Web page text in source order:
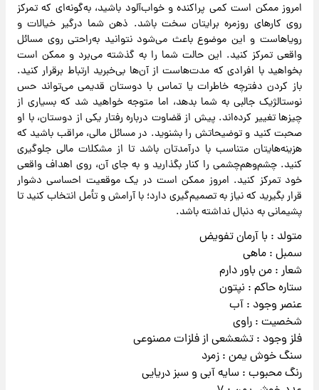
امروز ممکن است کمی پراکنده و خواب‌آلود باشید، به‌گونه‌ای که تمرکز
روی کارهای روزمره برایتان سخت باشد. ذهن شما درگیر خیالات و
رویاهاست و این موضوع باعث می‌شود نتوانید به‌راحتی روی مسائل
واقعی تمرکز کنید. این حالت شما را به گذشته می‌برد و ممکن است
بخواهید با افرادی که مدت‌هاست از آن‌ها بی‌خبرید ارتباط برقرار کنید.
باز کردن دفترچه خاطرات یا تماس با دوستان قدیمی می‌تواند حس
نوستالژیک جالبی به شما بدهد، اما متوجه خواهید شد که بسیاری از
چیزها تغییر کرده‌اند. پیش از قضاوت درباره رفتار یکی از دوستان، با او
صحبت کنید و توضیحاتش را بشنوید. در مسائل مالی، مراقب باشید که
هزینه‌هایتان متناسب با درآمدتان باشد تا از مشکلات مالی جلوگیری
کنید. چشم‌وهم‌چشمی را کنار بگذارید و به جای آن، روی اهداف واقعی
خود تمرکز کنید. امروز ممکن است در یک موقعیت احساسی دشوار
قرار بگیرید که نیاز به تصمیم‌گیری دارد؛ با آرامش و تأمل انتخاب کنید تا
پشیمانی به دنبال نداشته باشد.
متولد : با آرمان تفویض
سمبل : ماهی
شعار : من باور دارم
ستاره حاکم : نپتون
عنصر وجود : آب
شخصیت : راوی
فلز وجود : تشعشعی از فلزات مصنوعی
سنگ خوش یمن : زمرد
رنگ محبوب : سایه آبی و سبز دریایی